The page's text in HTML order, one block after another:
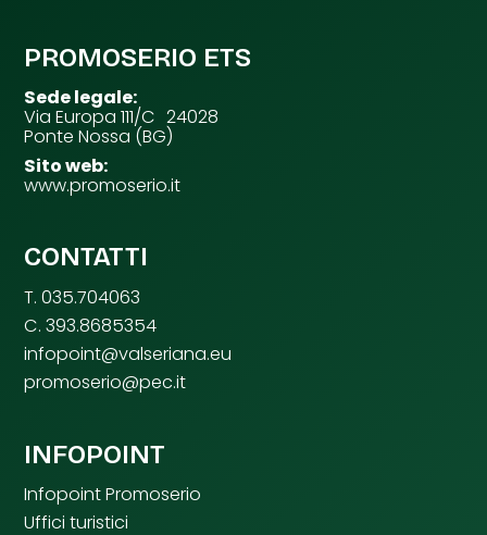
PROMOSERIO ETS
Sede legale:
Via Europa 111/C 24028
Ponte Nossa (BG)
Sito web:
www.promoserio.it
CONTATTI
T. 035.704063
C. 393.8685354
infopoint@valseriana.eu
promoserio@pec.it
INFOPOINT
Infopoint Promoserio
Uffici turistici